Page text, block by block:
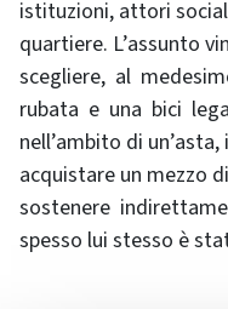
istituzioni, attori
quartiere. L’assunto
scegliere, al
rubata e una bici
nell’ambito di
acquistare un mezzo
sostenere
spesso lui stesso è